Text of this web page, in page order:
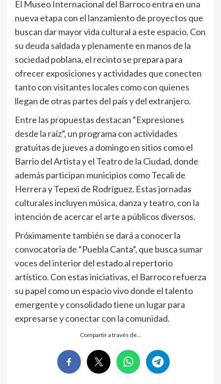
El Museo Internacional del Barroco entra en una
nueva etapa con el lanzamiento de proyectos que
buscan dar mayor vida cultural a este espacio. Con
su deuda saldada y plenamente en manos de la
sociedad poblana, el recinto se prepara para
ofrecer exposiciones y actividades que conecten
tanto con visitantes locales como con quienes
llegan de otras partes del país y del extranjero.
Entre las propuestas destacan “Expresiones
desde la raíz”, un programa con actividades
gratuitas de jueves a domingo en sitios como el
Barrio del Artista y el Teatro de la Ciudad, donde
además participan municipios como Tecali de
Herrera y Tepexi de Rodríguez. Estas jornadas
culturales incluyen música, danza y teatro, con la
intención de acercar el arte a públicos diversos.
Próximamente también se dará a conocer la
convocatoria de “Puebla Canta”, que busca sumar
voces del interior del estado al repertorio
artístico. Con estas iniciativas, el Barroco refuerza
su papel como un espacio vivo donde el talento
emergente y consolidado tiene un lugar para
expresarse y conectar con la comunidad.
Compartir a través de…